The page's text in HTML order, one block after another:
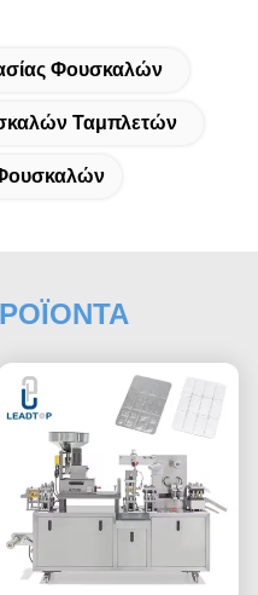
Φουσκαλών
Ταμπλετών